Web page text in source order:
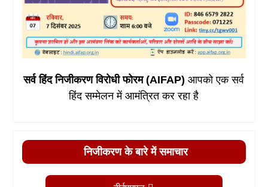
सर्व हिंद निजीकरण विरोधी फोरम (AIFAP)आपको एक सर्व
हिंद सम्मेलन में आमंत्रित कर रहा है
निजीकरण के बारे में समाचार